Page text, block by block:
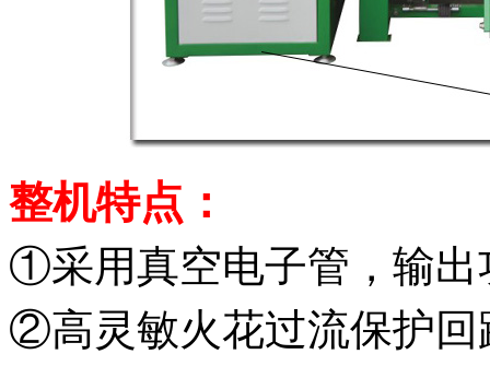
整机特点：
①采用真空电子管，输出
②高灵敏火花过流保护回